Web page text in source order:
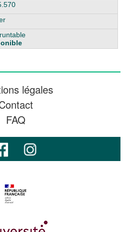
légales
FAQ